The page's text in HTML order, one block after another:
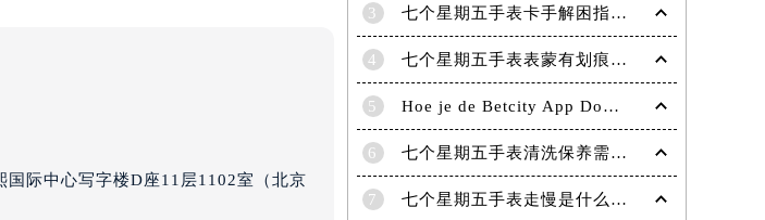
预约）
约）
际中心写字楼D座11层1102室（北京
3 七个星期五手表卡手解困指南——轻松摆脱摘表难题
4 七个星期五手表表蒙有划痕解决办法汇总
5 Hoe je de Betcity App Downloadt en Gebruikt: Een Complete Gids
6 七个星期五手表清洗保养需要多久？
7 七个星期五手表走慢是什么原因？